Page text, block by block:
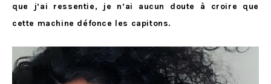
que j’ai ressentie, je n’ai aucun doute à croire que
cette machine défonce les capitons.